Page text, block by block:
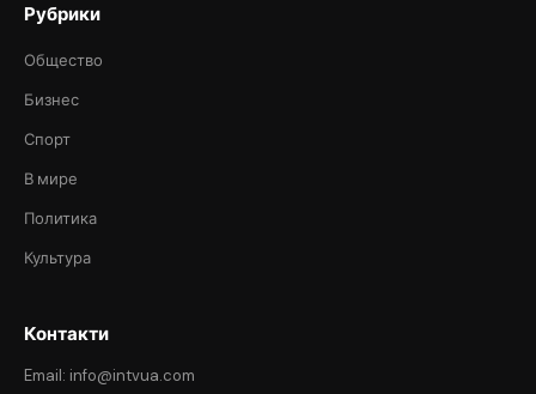
Рубрики
Общество
Бизнес
Спорт
В мире
Политика
Культура
Контакти
Email: info@intvua.com